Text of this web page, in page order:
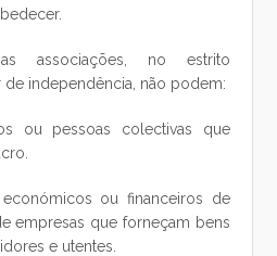
associações, no estrito
independência, não podem:
ou pessoas colectivas que
ou financeiros de
empresas que forneçam bens
e utentes.